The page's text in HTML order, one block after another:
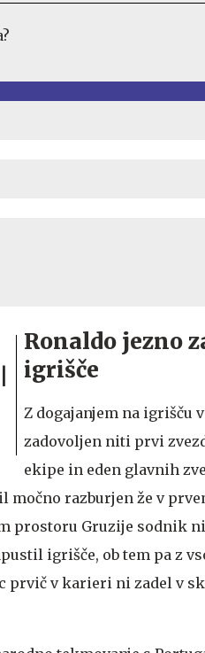
Ronaldo jezno
igrišče
Z dogajanjem na igrišču
zadovoljen niti prvi
ekipe in eden glavnih
razburjen že v
prostoru Gruzije sodnik
igrišče, ob tem pa z
prvič v karieri ni zadel v